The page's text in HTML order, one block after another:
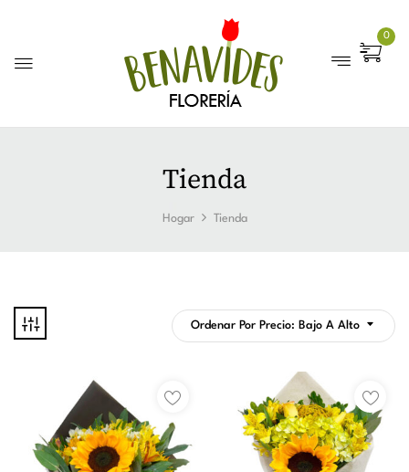
0
Tienda
Hogar Tienda
Ordenar Por Precio: Bajo A Alto